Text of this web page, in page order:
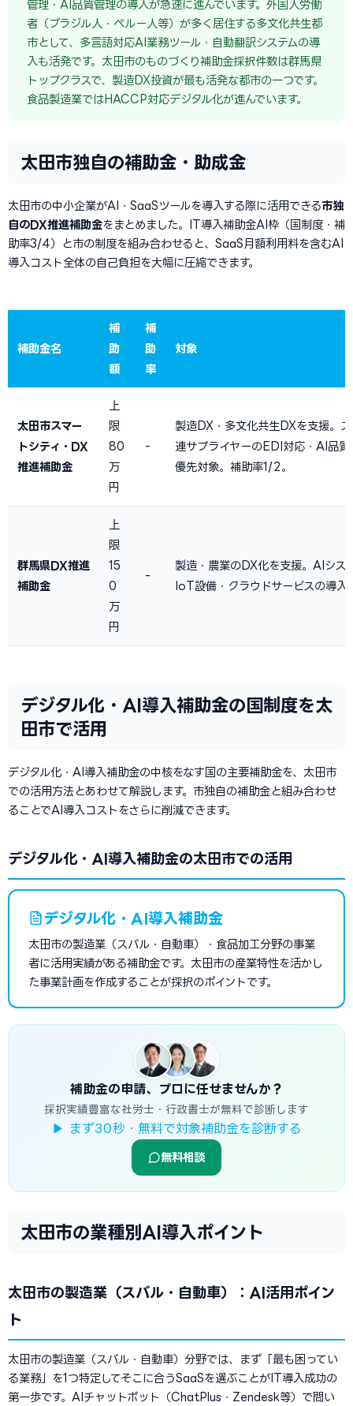
管理・AI品質管理の導入が急速に進んでいます。外国人労働
者（ブラジル人・ペルー人等）が多く居住する多文化共生都
市として、多言語対応AI業務ツール・自動翻訳システムの導
入も活発です。太田市のものづくり補助金採択件数は群馬県
トップクラスで、製造DX投資が最も活発な都市の一つです。
食品製造業ではHACCP対応デジタル化が進んでいます。
太田市独自の補助金・助成金
太田市の中小企業がAI・SaaSツールを導入する際に活用できる市独
自のDX推進補助金をまとめました。IT導入補助金AI枠（国制度・補
助率3/4）と市の制度を組み合わせると、SaaS月額利用料を含むAI
導入コスト全体の自己負担を大幅に圧縮できます。
補助金名
補
助
額
補
助
率
対象
太田市スマー
トシティ・DX
推進補助金
上
限
80
万
円
-
製造DX・多文化共生DXを支援。
連サプライヤーのEDI対応・AI品質
優先対象。補助率1/2。
群馬県DX推進
補助金
上
限
15
0
万
円
-
製造・農業のDX化を支援。AIシス
IoT設備・クラウドサービスの導入
デジタル化・AI導入補助金の国制度を太
田市で活用
デジタル化・AI導入補助金の中核をなす国の主要補助金を、太田市
での活用方法とあわせて解説します。市独自の補助金と組み合わせ
ることでAI導入コストをさらに削減できます。
デジタル化・AI導入補助金の太田市での活用
デジタル化・AI導入補助金
太田市の製造業（スバル・自動車）・食品加工分野の事業
者に活用実績がある補助金です。太田市の産業特性を活かし
た事業計画を作成することが採択のポイントです。
補助金の申請、プロに任せませんか？
採択実績豊富な社労士・行政書士が無料で診断します
▶ まず30秒・無料で対象補助金を診断する
無料相談
太田市の業種別AI導入ポイント
太田市の製造業（スバル・自動車）：AI活用ポイン
ト
太田市の製造業（スバル・自動車）分野では、まず「最も困ってい
る業務」を1つ特定してそこに合うSaaSを選ぶことがIT導入成功の
第一歩です。AIチャットボット（ChatPlus・Zendesk等）で問い